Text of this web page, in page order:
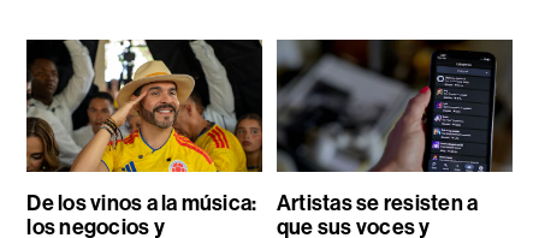
De los vinos a la música:
los negocios y
Artistas se resisten a
que sus voces y